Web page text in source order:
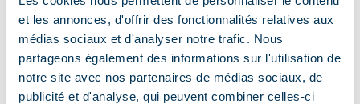
et les annonces, d'offrir des fonctionnalités relatives aux
médias sociaux et d'analyser notre trafic. Nous
partageons également des informations sur l'utilisation de
notre site avec nos partenaires de médias sociaux, de
publicité et d'analyse, qui peuvent combiner celles-ci
Information mise à jour le
27/04/2026